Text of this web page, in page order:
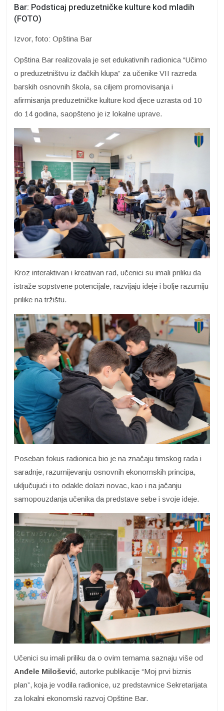
Bar: Podsticaj preduzetničke kulture kod mladih
(FOTO)
Izvor, foto: Opština Bar
Opština Bar realizovala je set edukativnih radionica “Učimo
o preduzetništvu iz đačkih klupa” za učenike VII razreda
barskih osnovnih škola, sa ciljem promovisanja i
afirmisanja preduzetničke kulture kod djece uzrasta od 10
do 14 godina, saopšteno je iz lokalne uprave.
Kroz interaktivan i kreativan rad, učenici su imali priliku da
istraže sopstvene potencijale, razvijaju ideje i bolje razumiju
prilike na tržištu.
Poseban fokus radionica bio je na značaju timskog rada i
saradnje, razumijevanju osnovnih ekonomskih principa,
uključujući i to odakle dolazi novac, kao i na jačanju
samopouzdanja učenika da predstave sebe i svoje ideje.
Učenici su imali priliku da o ovim temama saznaju više od
Anđele Milošević, autorke publikacije “Moj prvi biznis
plan”, koja je vodila radionice, uz predstavnice Sekretarijata
za lokalni ekonomski razvoj Opštine Bar.